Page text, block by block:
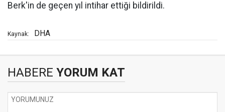
Berk'in de geçen yıl intihar ettiği bildirildi.
Kaynak: DHA
HABERE YORUM KAT